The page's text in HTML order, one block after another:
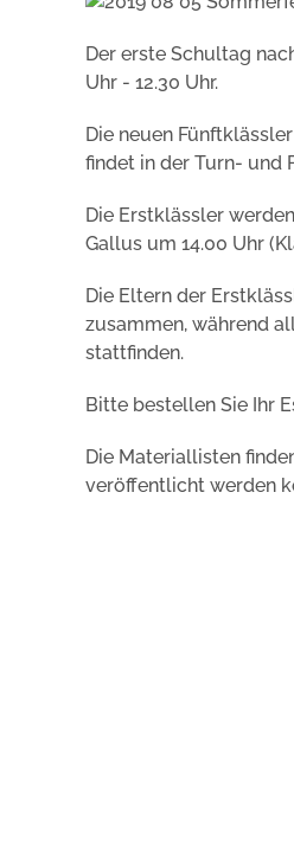
Der erste Schultag
Uhr - 12.30 Uhr.
Die neuen
findet in der Turn- und
Die Erstklässler
Gallus um 14.00 Uhr
Die Eltern der
zusammen, während
stattfinden.
Bitte bestellen Sie Ihr
Die Materiallisten
veröffentlicht werden